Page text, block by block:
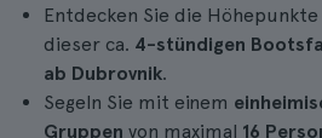
Entdecken Sie die
dieser ca. 4-stündigen
ab Dubrovnik.
Segeln Sie mit einem
Gruppen von maximal 16